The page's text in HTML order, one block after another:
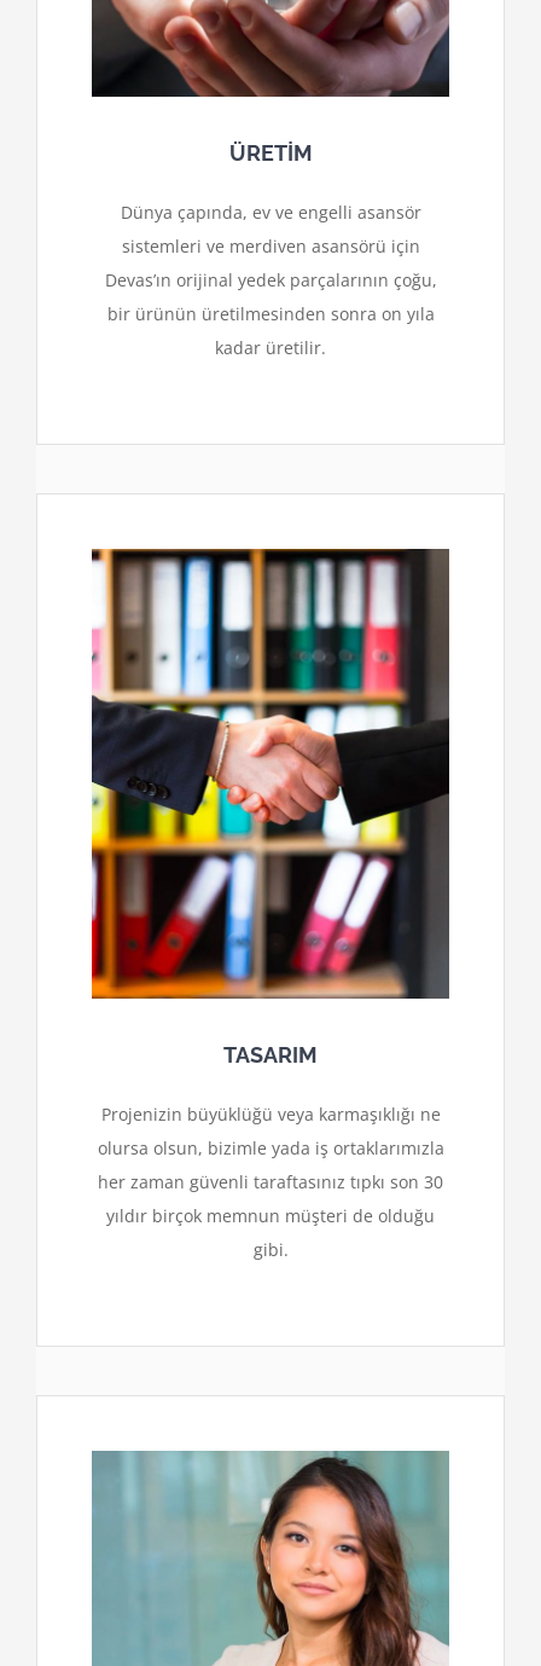
ÜRETİM
Dünya çapında, ev ve engelli asansör
sistemleri ve merdiven asansörü için
Devas’ın orijinal yedek parçalarının çoğu,
bir ürünün üretilmesinden sonra on yıla
kadar üretilir.
TASARIM
Projenizin büyüklüğü veya karmaşıklığı ne
olursa olsun, bizimle yada iş ortaklarımızla
her zaman güvenli taraftasınız tıpkı son 30
yıldır birçok memnun müşteri de olduğu
gibi.